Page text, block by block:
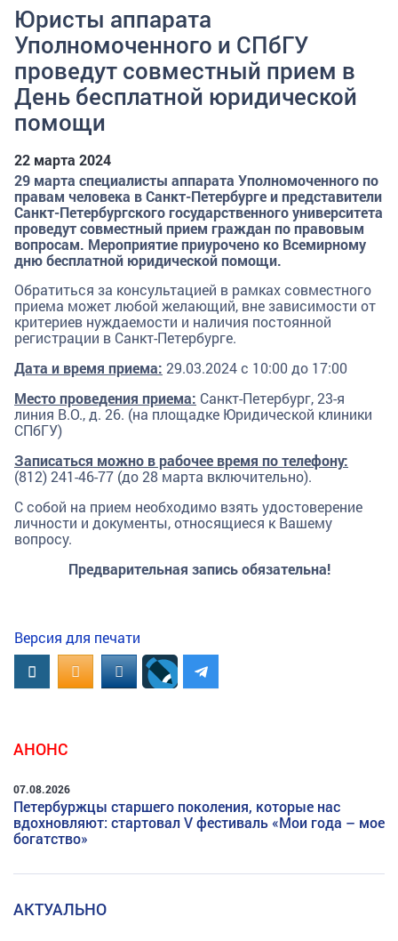
Юристы аппарата
Уполномоченного и СПбГУ
проведут совместный прием в
День бесплатной юридической
помощи
22 марта 2024
29 марта специалисты аппарата Уполномоченного по
правам человека в Санкт-Петербурге и представители
Санкт-Петербургского государственного университета
проведут совместный прием граждан по правовым
вопросам. Мероприятие приурочено ко Всемирному
дню бесплатной юридической помощи.
Обратиться за консультацией в рамках совместного
приема может любой желающий, вне зависимости от
критериев нуждаемости и наличия постоянной
регистрации в Санкт-Петербурге.
Дата и время приема: 29.03.2024 с 10:00 до 17:00
Место проведения приема: Санкт-Петербург, 23-я
линия В.О., д. 26. (на площадке Юридической клиники
СПбГУ)
Записаться можно в рабочее время по телефону:
(812) 241-46-77 (до 28 марта включительно).
С собой на прием необходимо взять удостоверение
личности и документы, относящиеся к Вашему
вопросу.
Предварительная запись обязательна!
Версия для печати
ВконтактеOK.RUMAIL.RU
АНОНС
07.08.2026
Петербуржцы старшего поколения, которые нас
вдохновляют: стартовал V фестиваль «Мои года – мое
богатство»
АКТУАЛЬНО